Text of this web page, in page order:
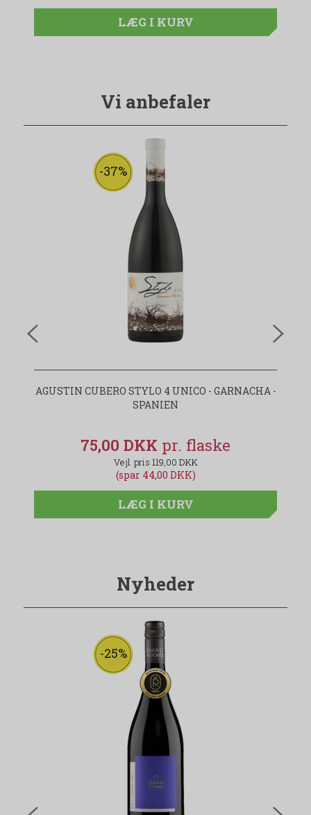
LÆG I KURV
Vi anbefaler
-37%
AGUSTIN CUBERO STYLO 4 UNICO - GARNACHA -
SPANIEN
75,00 DKK
119,00 DKK
(spar 44,00 DKK)
LÆG I KURV
Nyheder
-25%